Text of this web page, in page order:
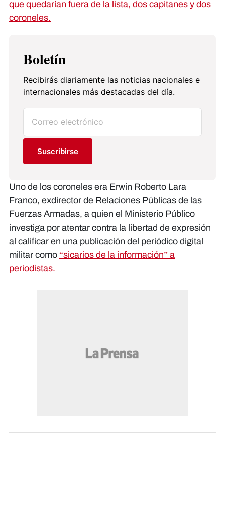
que quedarían fuera de la lista, dos capitanes y dos
coroneles.
Boletín
Recibirás diariamente las noticias nacionales e
internacionales más destacadas del día.
Suscribirse
Uno de los coroneles era Erwin Roberto Lara
Franco, exdirector de Relaciones Públicas de las
Fuerzas Armadas, a quien el Ministerio Público
investiga por atentar contra la libertad de expresión
al calificar en una publicación del periódico digital
militar como “sicarios de la información” a
periodistas.